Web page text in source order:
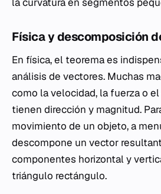
Física y descomposición
En física, el teorema es
análisis de vectores. Muchas
como la velocidad, la fuerza o
tienen dirección y magnitud.
movimiento de un objeto, a
descompone un vector
componentes horizontal y
triángulo rectángulo.